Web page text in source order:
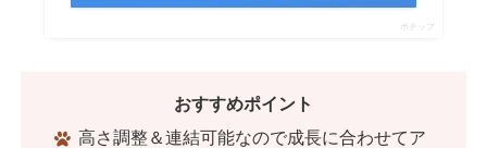
ポチップ
おすすめポイント
高さ調整＆連結可能なので成長に合わせてア